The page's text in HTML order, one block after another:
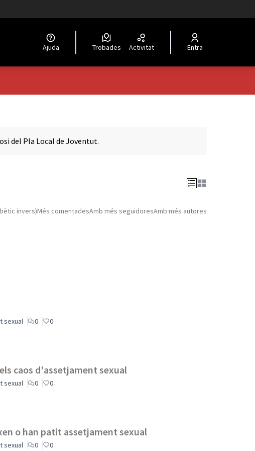
Ajuda Trobades Activitat Entra
del Pla Local de Joventut.
invers)Més comentadesAmb més seguidoresAmb més autores
sexual 0 0
caos d'assetjament sexual
sexual 0 0
o han patit assetjament sexual
sexual 0 0